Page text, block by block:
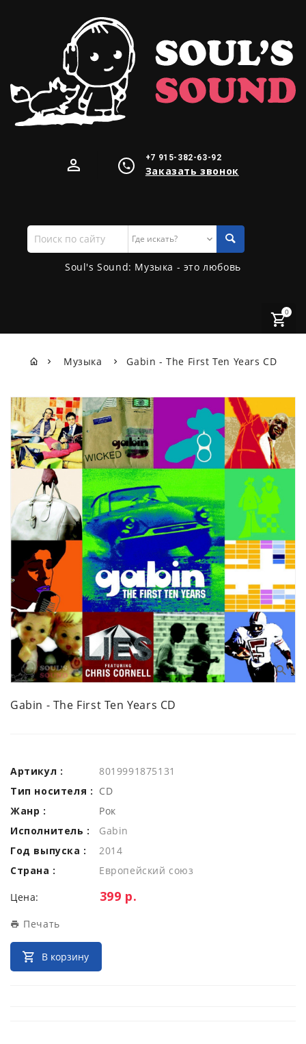
+7 915-382-63-92
Заказать звонок
Поиск
по
сайту
Soul's Sound: Музыка - это любовь
0
Музыка Gabin - The First Ten Years CD
Gabin - The First Ten Years CD
Артикул :
8019991875131
Тип носителя : CD
Жанр :
Рок
Исполнитель :
Gabin
Год выпуска :
2014
Страна :
Европейский союз
Цена: Цена:
399 р.
Печать
В корзину